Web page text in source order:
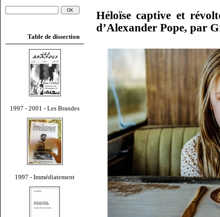
Table de dissection
1997 - 2001 - Les Brandes
1997 - Immédiatement
Héloïse captive et
d’Alexander Pope, par